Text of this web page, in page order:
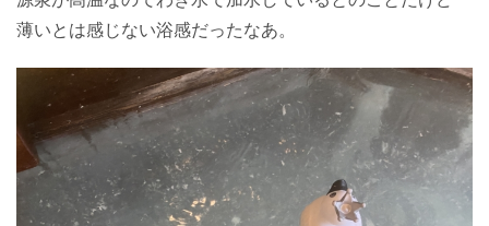
薄いとは感じない浴感だったなあ。